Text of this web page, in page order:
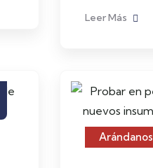
Leer Más
Arándanos